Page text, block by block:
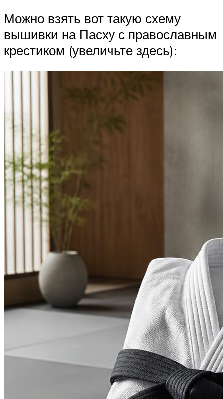
Можно взять вот такую схему
вышивки на Пасху с православным
крестиком (увеличьте здесь):